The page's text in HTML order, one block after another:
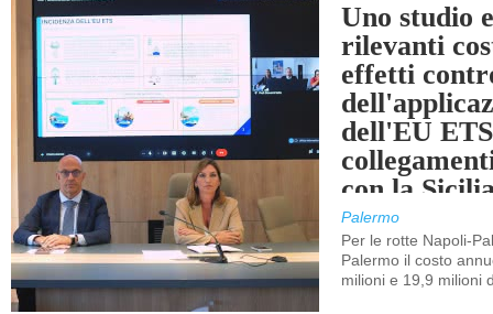
Uno studio
rilevanti
effetti
dell'EU
con la
Palermo
Per le rotte Napoli-
Palermo il costo
milioni e 19,9 milioni